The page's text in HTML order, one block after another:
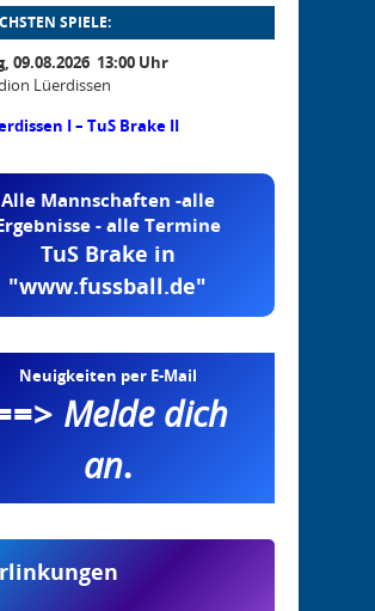
SPIELE:
09.08.2026 13:00 Uhr
Lüerdissen
I – TuS Brake II
Alle Mannschaften -alle
- alle Termine
TuS Brake in
"www.fussball.de"
Neuigkeiten per E-Mail
Melde dich
an.